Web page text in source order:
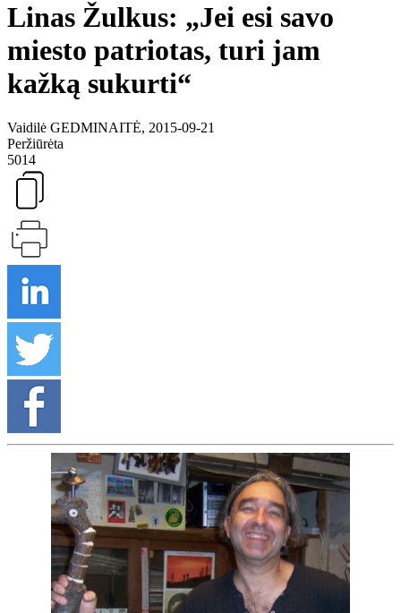
Linas Žulkus: „Jei esi savo
miesto patriotas, turi jam
kažką sukurti“
Vaidilė GEDMINAITĖ, 2015-09-21
Peržiūrėta
5014